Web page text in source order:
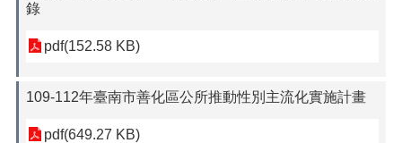
錄
pdf(152.58 KB)
109-112年臺南市善化區公所推動性別主流化實施計畫
pdf(649.27 KB)